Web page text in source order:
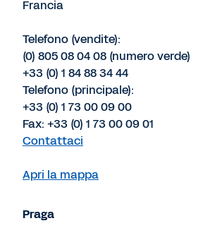
Francia
Telefono (vendite):
(0) 805 08 04 08 (numero verde)
+33 (0) 1 84 88 34 44
Telefono (principale):
+33 (0) 1 73 00 09 00
Fax: +33 (0) 1 73 00 09 01
Contattaci
Apri la mappa
Praga